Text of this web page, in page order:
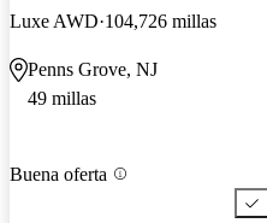
Luxe AWD 104,726 millas
Penns Grove, NJ
49 millas
Buena oferta